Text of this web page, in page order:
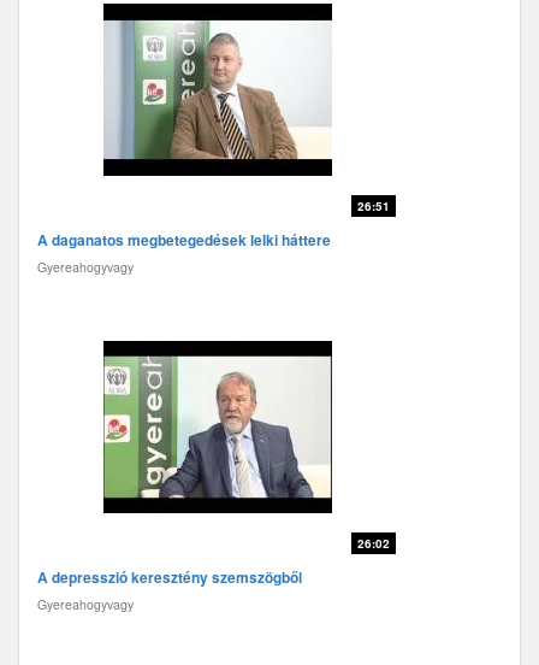
26:51
A daganatos megbetegedések lelki háttere
Gyereahogyvagy
26:02
A depresszió keresztény szemszögből
Gyereahogyvagy